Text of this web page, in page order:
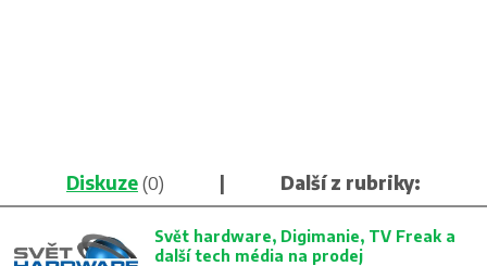
Diskuze(0) | Další z rubriky:
Svět hardware, Digimanie, TV Freak a
další tech média na prodej